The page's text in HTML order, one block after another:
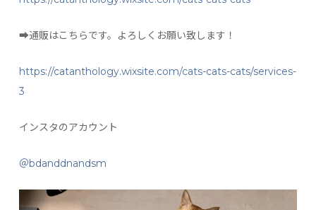
➡︎通販はこちらです。よろしくお願い致します！
https://catanthology.wixsite.com/cats-cats-cats/services-
3
インスタのアカウント
＠bdanddnandsm